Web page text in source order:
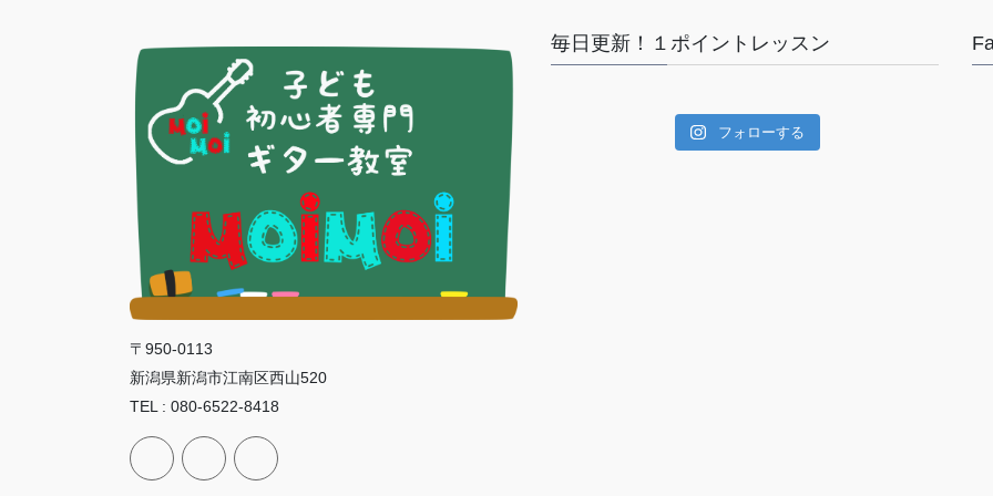
〒950-0113
新潟県新潟市江南区西山520
TEL : 080-6522-8418
毎日更新！１ポイントレッスン
フォローする